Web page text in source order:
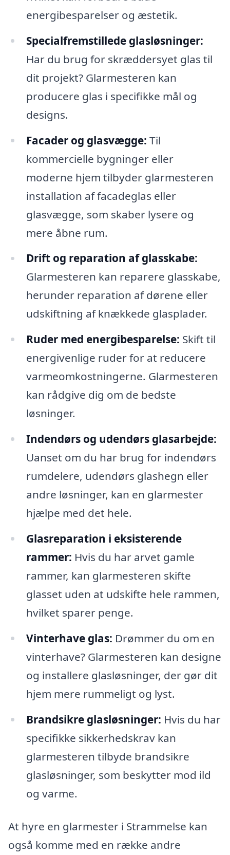
energibesparelser og æstetik.
Specialfremstillede glasløsninger:
Har du brug for skræddersyet glas til
dit projekt? Glarmesteren kan
producere glas i specifikke mål og
designs.
Facader og glasvægge: Til
kommercielle bygninger eller
moderne hjem tilbyder glarmesteren
installation af facadeglas eller
glasvægge, som skaber lysere og
mere åbne rum.
Drift og reparation af glasskabe:
Glarmesteren kan reparere glasskabe,
herunder reparation af dørene eller
udskiftning af knækkede glasplader.
Ruder med energibesparelse: Skift til
energivenlige ruder for at reducere
varmeomkostningerne. Glarmesteren
kan rådgive dig om de bedste
løsninger.
Indendørs og udendørs glasarbejde:
Uanset om du har brug for indendørs
rumdelere, udendørs glashegn eller
andre løsninger, kan en glarmester
hjælpe med det hele.
Glasreparation i eksisterende
rammer: Hvis du har arvet gamle
rammer, kan glarmesteren skifte
glasset uden at udskifte hele rammen,
hvilket sparer penge.
Vinterhave glas: Drømmer du om en
vinterhave? Glarmesteren kan designe
og installere glasløsninger, der gør dit
hjem mere rummeligt og lyst.
Brandsikre glasløsninger: Hvis du har
specifikke sikkerhedskrav kan
glarmesteren tilbyde brandsikre
glasløsninger, som beskytter mod ild
og varme.
At hyre en glarmester i Strammelse kan
også komme med en række andre